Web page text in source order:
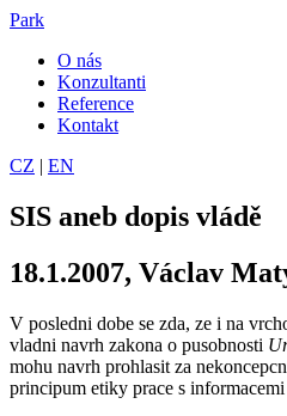
Park
O nás
Konzultanti
Reference
Kontakt
CZ | EN
SIS aneb dopis vládě
18.1.2007, Václav
V posledni dobe se zda, ze i na
vladni navrh zakona o pusobnosti
mohu navrh prohlasit za
principum etiky prace s